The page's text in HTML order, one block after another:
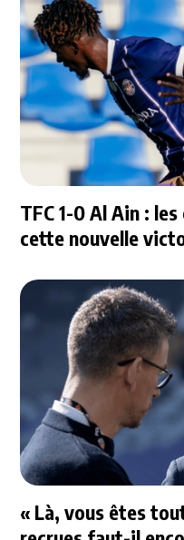
TFC 1-0 Al Ain :
cette nouvelle
« Là, vous êtes